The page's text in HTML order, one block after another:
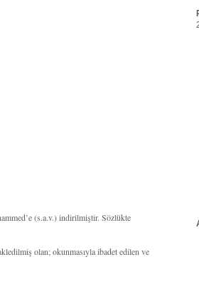
(s.a.v.) indirilmiştir. Sözlükte
olan; okunmasıyla ibadet edilen ve